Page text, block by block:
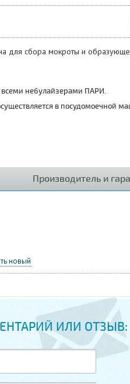
для сбора мокроты и
всеми небулайзерами ПАРИ.
в посудомоечной
Производитель и
новый
ИЛИ ОТЗЫВ: